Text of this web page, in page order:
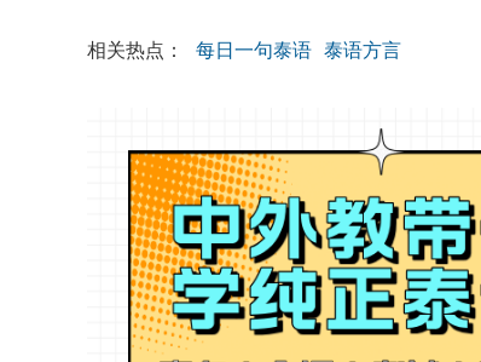
相关热点： 每日一句泰语 泰语方言